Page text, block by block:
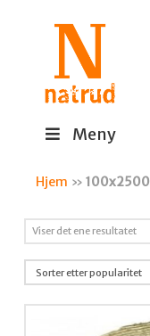
Meny
Hjem »100x2500
Viser det ene resultatet